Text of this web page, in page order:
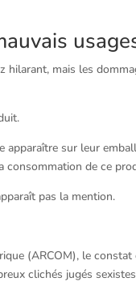
hilarant, mais les
apparaître sur leur
consommation de ce
pas la mention.
(ARCOM), le constat
clichés jugés